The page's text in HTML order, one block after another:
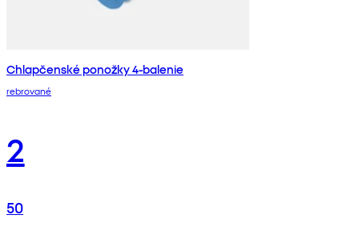
Chlapčenské ponožky 4-balenie
rebrované
2
50